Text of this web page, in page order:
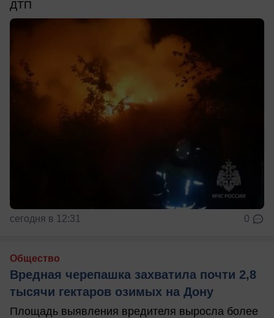
ДТП
сегодня в 12:31 0
Общество
Вредная черепашка захватила почти 2,8
тысячи гектаров озимых на Дону
Площадь выявления вредителя выросла более